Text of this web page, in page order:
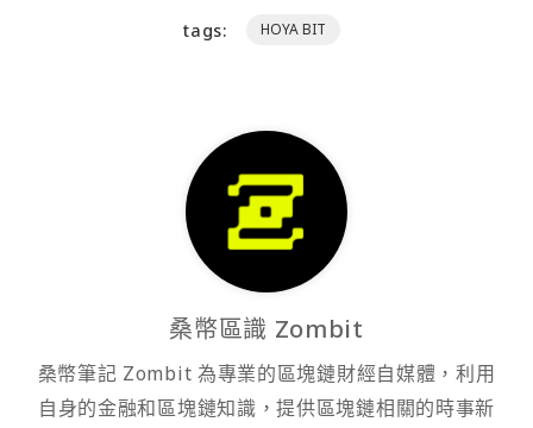
tags: HOYA BIT
桑幣區識 Zombit
桑幣筆記 Zombit 為專業的區塊鏈財經自媒體，利用
自身的金融和區塊鏈知識，提供區塊鏈相關的時事新